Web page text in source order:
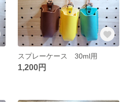
スプレーケース 30ml用
1,200円